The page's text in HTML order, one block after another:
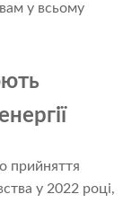
у всьому
прийняття
у 2022 році,